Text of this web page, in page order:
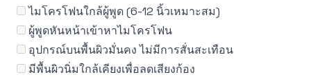
ไมโครโฟนใกล้ผู้พูด (6-12 นิ้วเหมาะสม)
ผู้พูดหันหน้าเข้าหาไมโครโฟน
อุปกรณ์บนพื้นผิวมั่นคง ไม่มีการสั่นสะเทือน
มีพื้นผิวนิ่มใกล้เคียงเพื่อลดเสียงก้อง